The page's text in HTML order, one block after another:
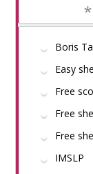
Boris
Easy
Free
Free
Free
IMSLP